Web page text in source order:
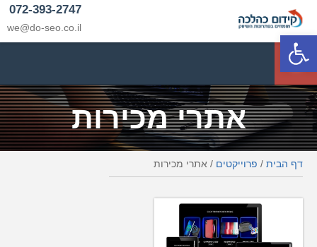
פתח סרגל נגישות
072-393-2747
we@do-seo.co.il
p
אתרי מכירות
דף הבית / פרוייקטים / אתרי מכירות